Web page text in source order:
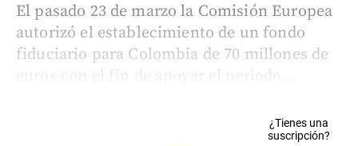
El pasado 23 de marzo la Comisión Europea
autorizó el establecimiento de un fondo
fiduciario para Colombia de 70 millones de
euros con el fin de apoyar el periodo...
¿Tienes una
suscripción?